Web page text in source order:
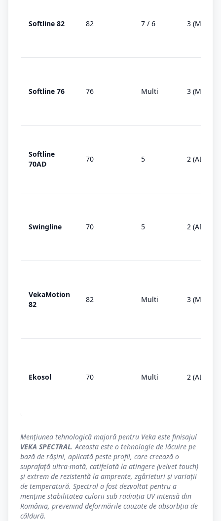
Softline 82 82 7 / 6 3 (MD)
Softline 76 76 Multi 3 (MD)
Softline
70AD
70 5 2 (AD)
Swingline 70 5 2 (AD)
VekaMotion
82
82 Multi 3 (MD)
Ekosol 70 Multi 2 (AD)
Mențiunea tehnologică majoră pentru Veka este finisajul
VEKA SPECTRAL. Aceasta este o tehnologie de lăcuire pe
bază de rășini, aplicată peste profil, care creează o
suprafață ultra-mată, catifelată la atingere (velvet touch)
și extrem de rezistentă la amprente, zgârieturi și variații
de temperatură. Spectral a fost dezvoltat pentru a
menține stabilitatea culorii sub radiația UV intensă din
România, prevenind deformările cauzate de absorbția de
căldură.